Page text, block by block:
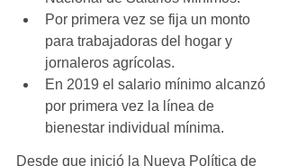
Por primera vez se fija un monto
para trabajadoras del hogar y
jornaleros agrícolas.
En 2019 el salario mínimo alcanzó
por primera vez la línea de
bienestar individual mínima.
Desde que inició la Nueva Política de